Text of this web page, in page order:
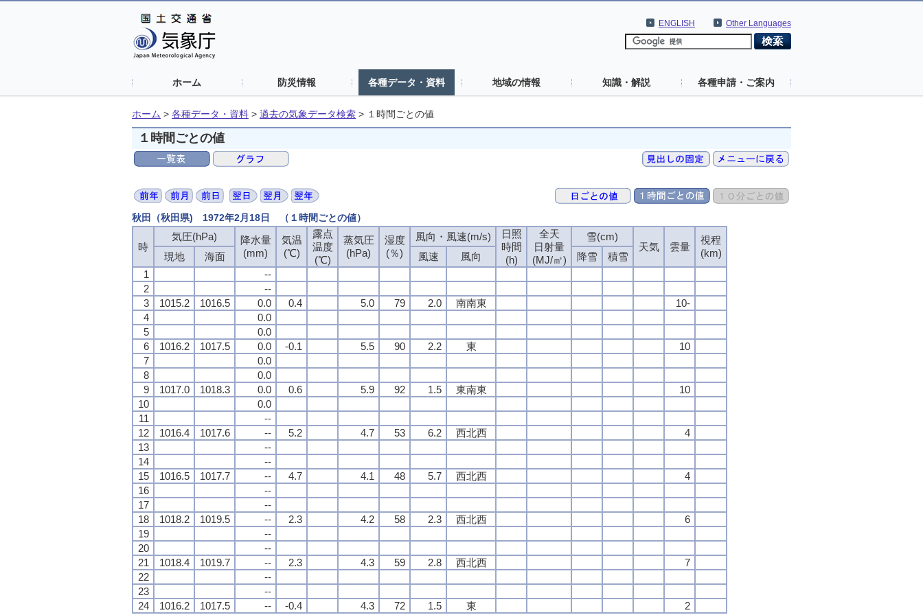
Other Languages
ENGLISH
ホーム 防災情報 各種データ・資料 地域の情報 知識・解説 各種申請・ご案内
ホーム > 各種データ・資料 > 過去の気象データ検索 > １時間ごとの値
１時間ごとの値
秋田（秋田県) 1972年2月18日 （１時間ごとの値）
時
気圧(hPa)
降水量
(mm)
気温
(℃)
露点
温度
(℃)
蒸気圧
(hPa)
湿度
(％)
風向・風速(m/s)
日照
時間
(h)
全天
日射量
(MJ/㎡)
雪(cm)
天気
雲量
視程
(km)
現地 海面 風速 風向 降雪
積雪
1
--
2
--
3
1015.2 1016.5 0.0 0.4 5.0 79 2.0 南南東
10-
4
0.0
5
0.0
6
1016.2 1017.5 0.0 -0.1 5.5 90 2.2 東
10
7
0.0
8
0.0
9
1017.0 1018.3 0.0 0.6 5.9 92 1.5 東南東
10
10
0.0
11
--
12
1016.4 1017.6 -- 5.2 4.7 53 6.2 西北西
4
13
--
14
--
15
1016.5 1017.7 -- 4.7 4.1 48 5.7 西北西
4
16
--
17
--
18
1018.2 1019.5 -- 2.3 4.2 58 2.3 西北西
6
19
--
20
--
21
1018.4 1019.7 -- 2.3 4.3 59 2.8 西北西
7
22
--
23
--
24
1016.2 1017.5 -- -0.4 4.3 72 1.5 東 2